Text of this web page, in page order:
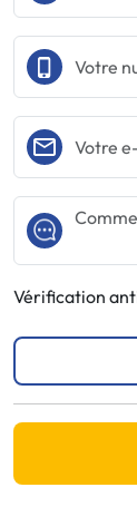
Vérification